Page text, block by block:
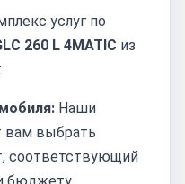
услуг по
260 L 4MATIC из
Наши
вам выбрать
соответствующий